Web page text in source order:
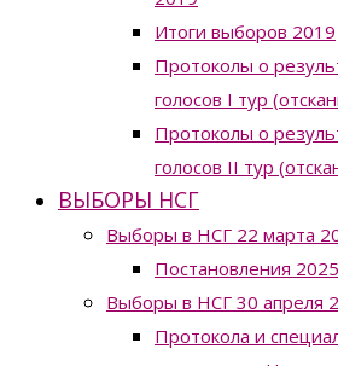
Итоги выборов 2019
Протоколы о
голосов I тур
Протоколы о
голосов II тур
ВЫБОРЫ НСГ
Выборы в НСГ 22 марта
Постановления
Выборы в НСГ 30 апреля
Протокола и